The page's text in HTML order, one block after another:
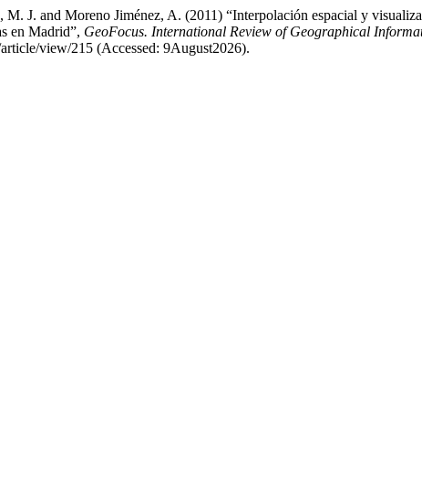
J. and Moreno Jiménez, A. (2011) “Interpolación espacial y
en Madrid”, GeoFocus. International Review of Geographical
view/215 (Accessed: 9August2026).